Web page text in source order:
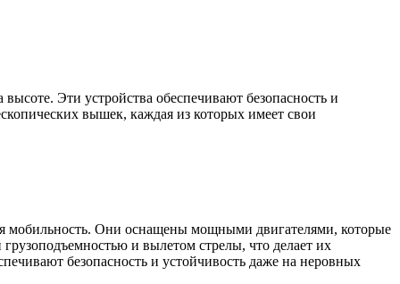
Эти устройства обеспечивают безопасность и
вышек, каждая из которых имеет свои
мобильность. Они оснащены мощными двигателями, которые
и вылетом стрелы, что делает их
безопасность и устойчивость даже на неровных